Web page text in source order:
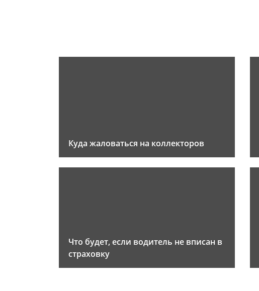
Куда жаловаться на коллекторов
Что будет, если водитель не вписан в
страховку